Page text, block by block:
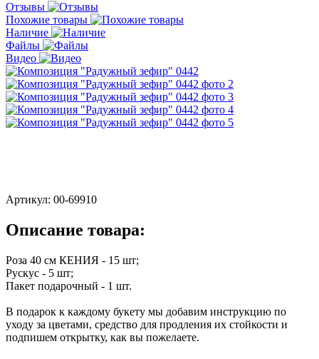
Отзывы
Похожие товары
Наличие
Файлы
Видео
Артикул: 00-69910
Описание товара:
Роза 40 см КЕНИЯ - 15 шт;
Рускус - 5 шт;
Пакет подарочный - 1 шт.
В подарок к каждому букету мы добавим инструкцию по
уходу за цветами, средство для продления их стойкости и
подпишем открытку, как вы пожелаете.